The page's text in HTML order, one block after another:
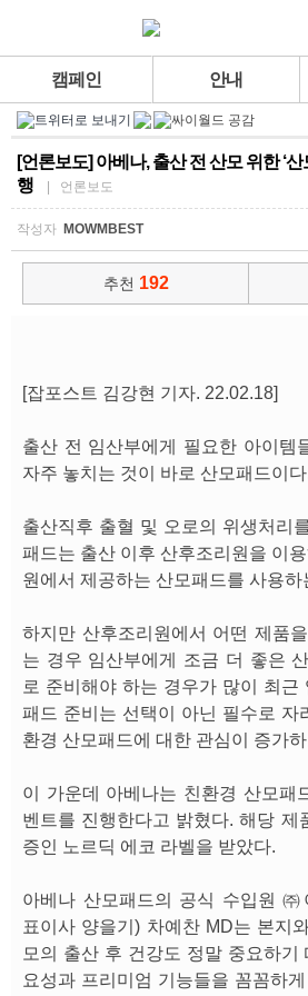
캠페인 안내
[언론보도] 아베나, 출산 전 산모 위한 ‘
행
| 언론보도
작성자 MOWMBEST
추천 192
[잡포스트 김강현 기자. 22.02.18]
출산 전 임산부에게 필요한 아이템
자주 놓치는 것이 바로 산모패드이
출산직후 출혈 및 오로의 위생처리
패드는 출산 이후 산후조리원을 이
원에서 제공하는 산모패드를 사용하
하지만 산후조리원에서 어떤 제품
는 경우 임산부에게 조금 더 좋은
로 준비해야 하는 경우가 많이 최근
패드 준비는 선택이 아닌 필수로 자
환경 산모패드에 대한 관심이 증가
이 가운데 아베나는 친환경 산모패
벤트를 진행한다고 밝혔다. 해당 제
증인 노르딕 에코 라벨을 받았다.
아베나 산모패드의 공식 수입원 ㈜
표이사 양을기) 차예찬 MD는 본지
모의 출산 후 건강도 정말 중요하기
요성과 프리미엄 기능들을 꼼꼼하